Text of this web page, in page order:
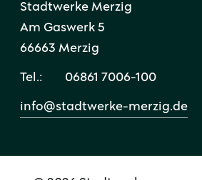
Stadtwerke Merzig
Am Gaswerk 5
66663 Merzig
Tel.: 06861 7006-100
info@stadtwerke-merzig.de